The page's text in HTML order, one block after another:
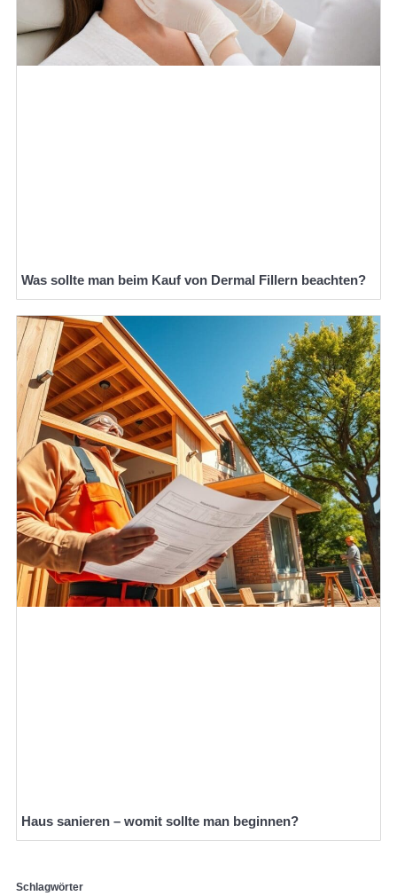
Was sollte man beim Kauf von Dermal Fillern beachten?
Haus sanieren – womit sollte man beginnen?
Schlagwörter